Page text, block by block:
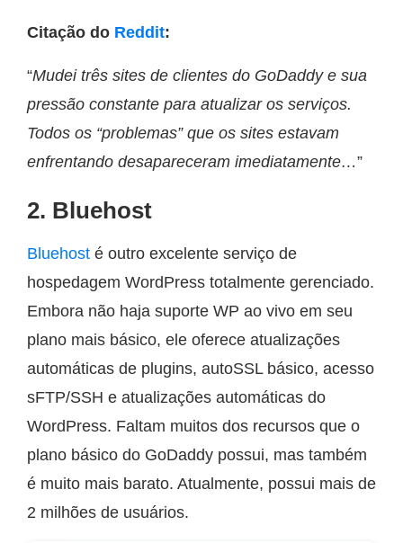
Citação do Reddit:
“Mudei três sites de clientes do GoDaddy e sua
pressão constante para atualizar os serviços.
Todos os “problemas” que os sites estavam
enfrentando desapareceram imediatamente…”
2. Bluehost
Bluehost é outro excelente serviço de
hospedagem WordPress totalmente gerenciado.
Embora não haja suporte WP ao vivo em seu
plano mais básico, ele oferece atualizações
automáticas de plugins, autoSSL básico, acesso
sFTP/SSH e atualizações automáticas do
WordPress. Faltam muitos dos recursos que o
plano básico do GoDaddy possui, mas também
é muito mais barato. Atualmente, possui mais de
2 milhões de usuários.